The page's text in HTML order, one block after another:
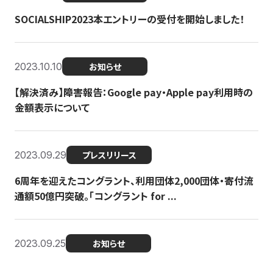
SOCIALSHIP2023本エントリーの受付を開始しました！
2023.10.10 お知らせ
【解決済み】障害報告：Google pay・Apple pay利用時の
金額表示について
2023.09.29 プレスリリース
6周年を迎えたコングラント、利用団体2,000団体・寄付流
通額50億円突破。「コングラント for ...
2023.09.25 お知らせ